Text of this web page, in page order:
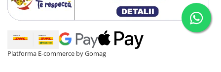
Platforma E-commerce by Gomag